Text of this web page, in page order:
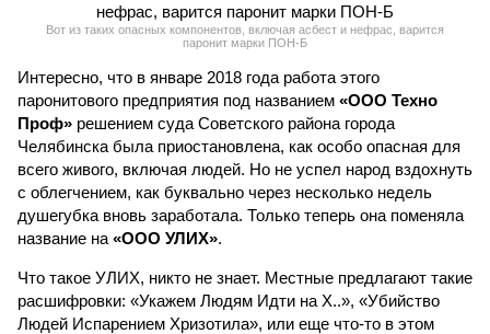
Вот из таких опасных компонентов, включая асбест и нефрас, варится
паронит марки ПОН-Б
Интересно, что в январе 2018 года работа этого
паронитового предприятия под названием «ООО Техно
Проф» решением суда Советского района города
Челябинска была приостановлена, как особо опасная для
всего живого, включая людей. Но не успел народ вздохнуть
с облегчением, как буквально через несколько недель
душегубка вновь заработала. Только теперь она поменяла
название на «ООО УЛИХ».
Что такое УЛИХ, никто не знает. Местные предлагают такие
расшифровки: «Укажем Людям Идти на Х..», «Убийство
Людей Испарением Хризотила», или еще что-то в этом